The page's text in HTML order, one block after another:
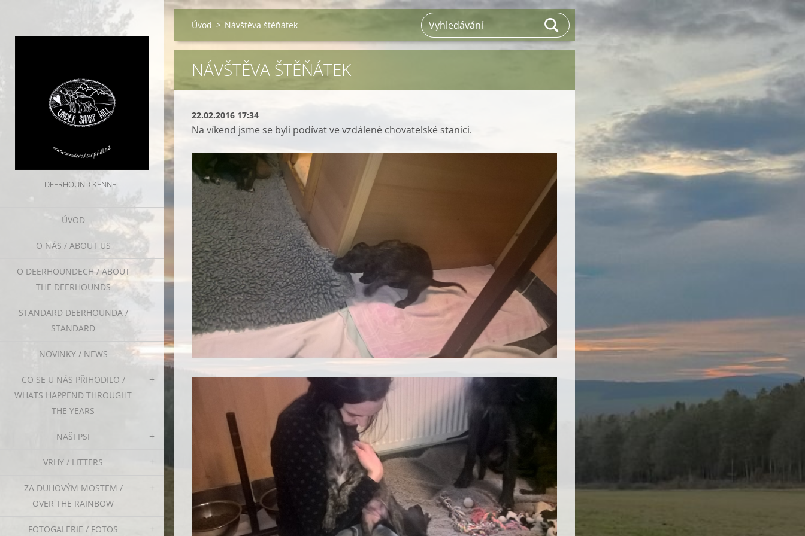
DEERHOUND KENNEL
ÚVOD
O NÁS / ABOUT US
O DEERHOUNDECH / ABOUT
THE DEERHOUNDS
STANDARD DEERHOUNDA /
STANDARD
NOVINKY / NEWS
CO SE U NÁS PŘIHODILO /
WHATS HAPPEND THROUGHT
THE YEARS
NAŠI PSI
VRHY / LITTERS
ZA DUHOVÝM MOSTEM /
OVER THE RAINBOW
FOTOGALERIE / FOTOS
Úvod > Návštěva štěňátek
NÁVŠTĚVA ŠTĚŇÁTEK
22.02.2016 17:34
Na víkend jsme se byli podívat ve vzdálené chovatelské stanici.